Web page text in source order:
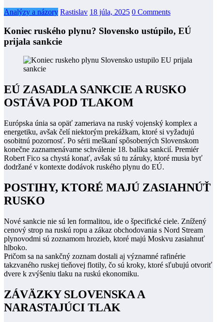
Analýzy a názory Rastislav 18 júla, 2025 0 Comments
Koniec ruského plynu? Slovensko ustúpilo, EÚ
prijala sankcie
EÚ ZASADLA SANKCIE A RUSKO
OSTÁVA POD TLAKOM
Európska únia sa opäť zameriava na ruský vojenský komplex a
energetiku, avšak čelí niektorým prekážkam, ktoré si vyžadujú
osobitnú pozornosť. Po sérii meškaní spôsobených Slovenskom
konečne zaznamenávame schválenie 18. balíka sankcií. Premiér
Robert Fico sa chystá konať, avšak sú tu záruky, ktoré musia byť
dodržané v kontexte dodávok ruského plynu do EÚ.
POSTIHY, KTORÉ MAJÚ ZASIAHNÚŤ
RUSKO
Nové sankcie nie sú len formalitou, ide o špecifické ciele. Znížený
cenový strop na ruskú ropu a zákaz obchodovania s Nord Stream
plynovodmi sú zoznamom hrozieb, ktoré majú Moskvu zasiahnuť
hlboko.
Pričom sa na sankčný zoznam dostali aj významné rafinérie
takzvaného ruskej tieňovej flotily, čo sú kroky, ktoré sľubujú otvoriť
dvere k zvýšeniu tlaku na ruskú ekonomiku.
ZÁVÄZKY SLOVENSKA A
NARASTAJÚCI TLAK